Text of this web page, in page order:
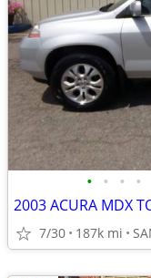
• • • •
2003 ACURA MDX
7/30 187k mi